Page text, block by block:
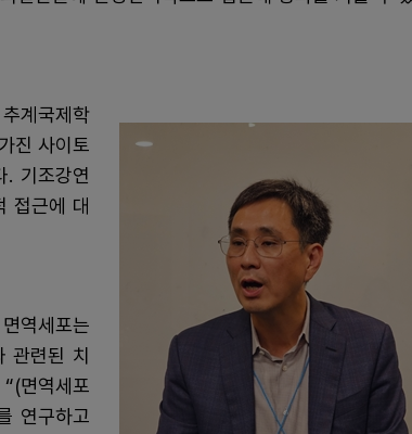
계국제학
진 사이토
. 기조강연
접근에 대
역세포는
관련된 치
면역세포
연구하고